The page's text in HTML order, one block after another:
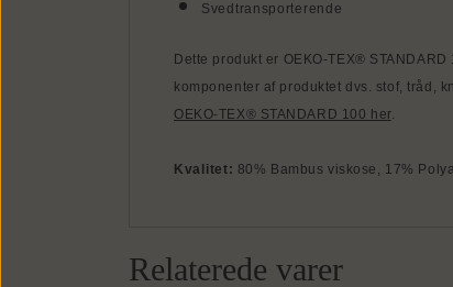
Svedtransporterende
Dette produkt er OEKO-TEX®
komponenter af produktet dvs. stof, tråd,
OEKO-TEX® STANDARD 100 her.
Kvalitet: 80% Bambus viskose, 17%
Relaterede varer